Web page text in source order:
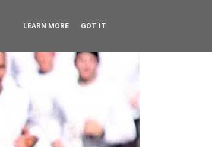
LEARN MORE GOT IT